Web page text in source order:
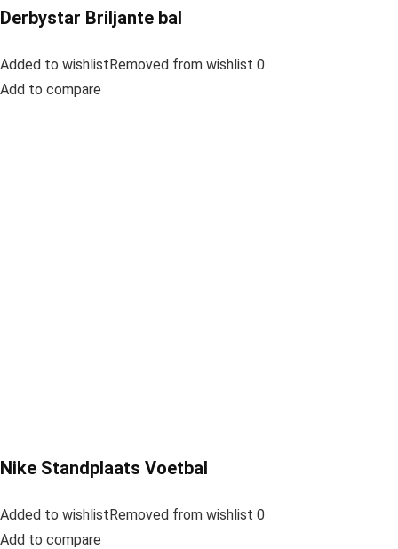
Derbystar Briljante bal
Added to wishlistRemoved from wishlist 0
Add to compare
Nike Standplaats Voetbal
Added to wishlistRemoved from wishlist 0
Add to compare